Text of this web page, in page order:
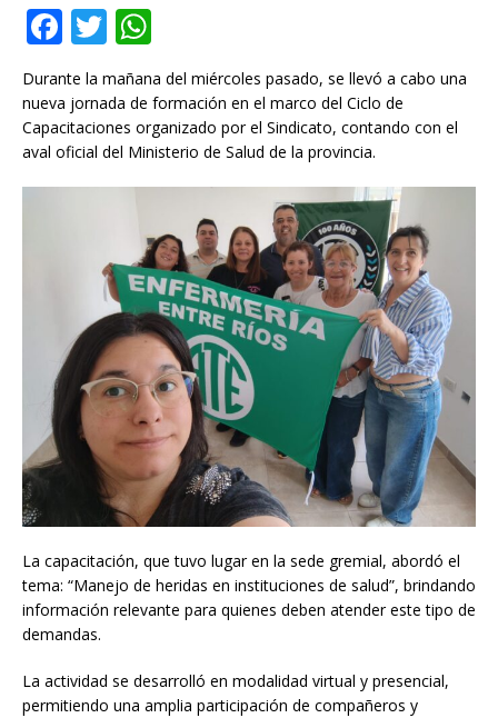
F
a
c
e
b
T
w
it
te
r
h
at
s
A
p
Durante la mañana del miércoles pasado, se llevó a cabo una
nueva jornada de formación en el marco del Ciclo de
Capacitaciones organizado por el Sindicato, contando con el
aval oficial del Ministerio de Salud de la provincia.
La capacitación, que tuvo lugar en la sede gremial, abordó el
tema: “Manejo de heridas en instituciones de salud”, brindando
información relevante para quienes deben atender este tipo de
demandas.
La actividad se desarrolló en modalidad virtual y presencial,
permitiendo una amplia participación de compañeros y